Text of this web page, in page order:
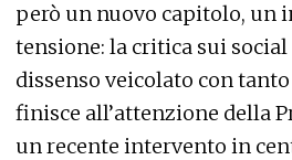
però un nuovo capitolo, un
tensione: la critica sui
dissenso veicolato con
finisce all’attenzione della
un recente intervento in